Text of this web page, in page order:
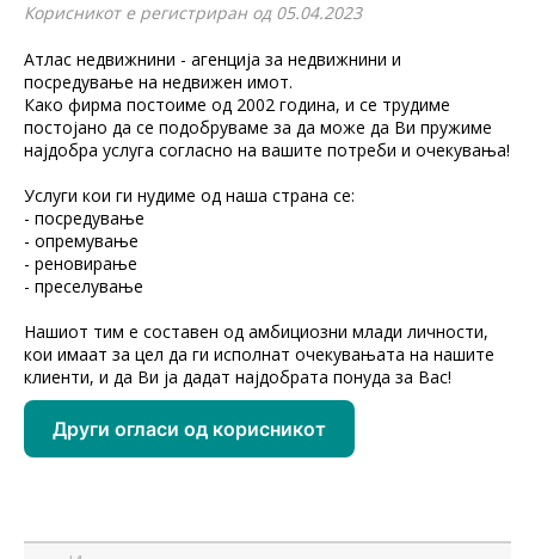
Корисникот е регистриран од 05.04.2023
Атлас недвижнини - агенција за недвижнини и
посредување на недвижен имот.
Како фирма постоиме од 2002 година, и се трудиме
постојано да се подобруваме за да може да Ви пружиме
најдобра услуга согласно на вашите потреби и очекувања!
Услуги кои ги нудиме од наша страна се:
- посредување
- опремување
- реновирање
- преселување
Нашиот тим е составен од амбициозни млади личности,
кои имаат за цел да ги исполнат очекувањата на нашите
клиенти, и да Ви ја дадат најдобрата понуда за Вас!
Други огласи од корисникот